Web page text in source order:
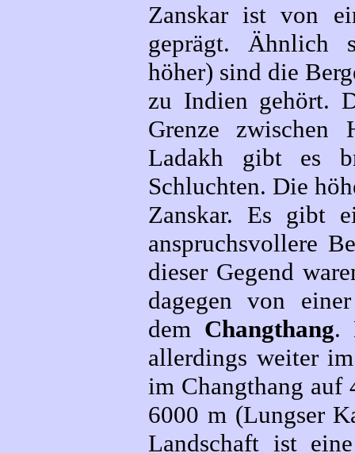
Zanskar ist von
geprägt. Ähnlich
höher) sind die
zu Indien gehört.
Grenze zwischen
Ladakh gibt es
Schluchten. Die
Zanskar. Es gibt
anspruchsvollere
dieser Gegend
dagegen von
dem Changthang.
allerdings weiter
im Changthang auf
6000 m (Lungser
Landschaft ist